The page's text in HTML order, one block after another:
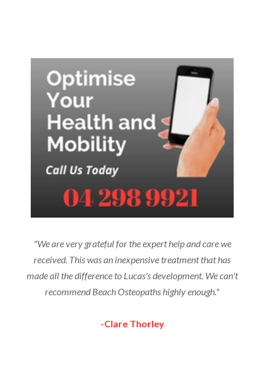
"We are very grateful for the expert help and care we
received. This was an inexpensive treatment that has
made all the difference to Lucas's development. We can't
recommend Beach Osteopaths highly enough."
-Clare Thorley